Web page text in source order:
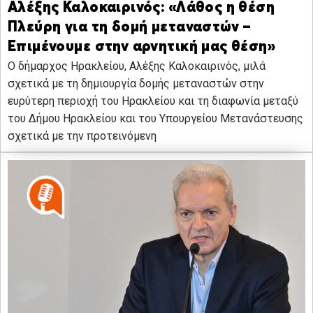
Αλέξης Καλοκαιρινός: «Λάθος η θέση
Πλεύρη για τη δομή μεταναστών –
Επιμένουμε στην αρνητική μας θέση»
Ο δήμαρχος Ηρακλείου, Αλέξης Καλοκαιρινός, μιλά
σχετικά με τη δημιουργία δομής μεταναστών στην
ευρύτερη περιοχή του Ηρακλείου και τη διαφωνία μεταξύ
του Δήμου Ηρακλείου και του Υπουργείου Μετανάστευσης
σχετικά με την προτεινόμενη